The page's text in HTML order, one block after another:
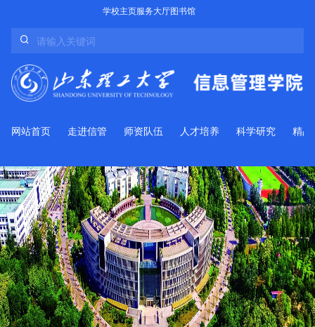
学校主页服务大厅图书馆
网站首页 走进信管 师资队伍 人才培养 科学研究 精品